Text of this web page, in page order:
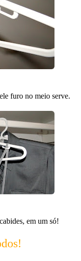
furo no meio serve.
em um só!